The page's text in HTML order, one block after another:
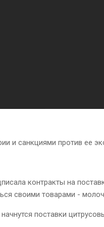
и санкциями против ее
контракты на
своими товарами -
поставки